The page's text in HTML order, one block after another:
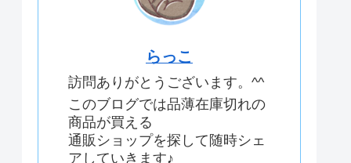
らっこ
訪問ありがとうございます。^^
このブログでは品薄在庫切れの
商品が買える
通販ショップを探して随時シェ
アしていきます♪